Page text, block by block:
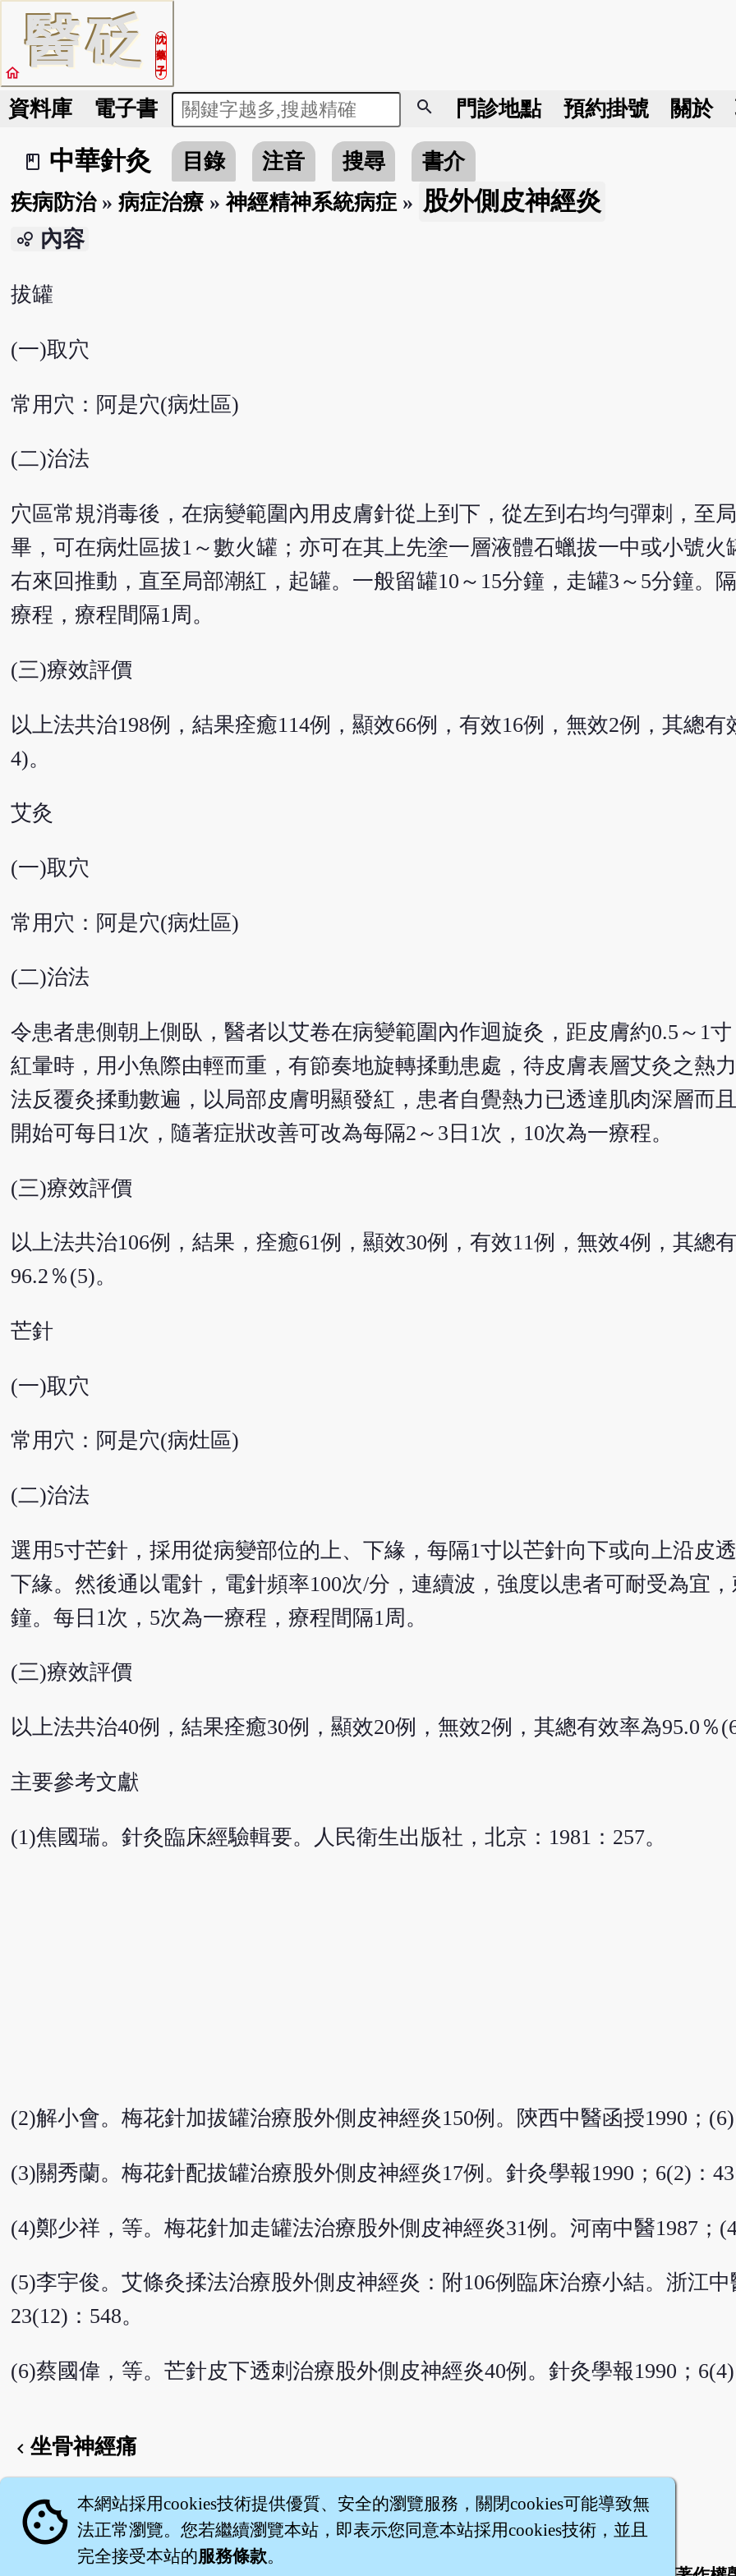
醫砭
沈
藥
子
home
資料庫 電子書 search 門診地點 預約掛號 關於
book_2
中華針灸 目錄 注音 搜尋
書介
疾病防治» 病症治療»神經精神系統病症» 股外側皮神經炎
bubble_chart 內容
拔罐
(一)取穴
常用穴：阿是穴(病灶區)
(二)治法
穴區常規消毒後，在病變範圍內用皮膚針從上到下，從左到右均勻彈刺，至
畢，可在病灶區拔1～數火罐；亦可在其上先塗一層液體石蠟拔一中或小號火
右來回推動，直至局部潮紅，起罐。一般留罐10～15分鐘，走罐3～5分鐘。
療程，療程間隔1周。
(三)療效評價
以上法共治198例，結果痊癒114例，顯效66例，有效16例，無效2例，其總有
4)。
艾灸
(一)取穴
常用穴：阿是穴(病灶區)
(二)治法
令患者患側朝上側臥，醫者以艾卷在病變範圍內作迴旋灸，距皮膚約0.5～1
紅暈時，用小魚際由輕而重，有節奏地旋轉揉動患處，待皮膚表層艾灸之熱
法反覆灸揉動數遍，以局部皮膚明顯發紅，患者自覺熱力已透達肌肉深層而
開始可每日1次，隨著症狀改善可改為每隔2～3日1次，10次為一療程。
(三)療效評價
以上法共治106例，結果，痊癒61例，顯效30例，有效11例，無效4例，其總
96.2％(5)。
芒針
(一)取穴
常用穴：阿是穴(病灶區)
(二)治法
選用5寸芒針，採用從病變部位的上、下緣，每隔1寸以芒針向下或向上沿皮
下緣。然後通以電針，電針頻率100次/分，連續波，強度以患者可耐受為宜，
鐘。每日1次，5次為一療程，療程間隔1周。
(三)療效評價
以上法共治40例，結果痊癒30例，顯效20例，無效2例，其總有效率為95.0％
主要參考文獻
(1)焦國瑞。針灸臨床經驗輯要。人民衛生出版社，北京：1981：257。
(2)解小會。梅花針加拔罐治療股外側皮神經炎150例。陝西中醫函授1990；
(3)關秀蘭。梅花針配拔罐治療股外側皮神經炎17例。針灸學報1990；6(2)：
(4)鄭少祥，等。梅花針加走罐法治療股外側皮神經炎31例。河南中醫1987；
(5)李宇俊。艾條灸揉法治療股外側皮神經炎：附106例臨床治療小結。浙江中
23(12)：548。
(6)蔡國偉，等。芒針皮下透刺治療股外側皮神經炎40例。針灸學報1990；
chevron_left 坐骨神經痛
English version
cookie 本網站採用cookies技術提供優質、安全的瀏覽服務，關閉cookies可能導致無
法正常瀏覽。您若繼續瀏覽本站，即表示您同意本站採用cookies技術，並且
完全接受本站的服務條款。